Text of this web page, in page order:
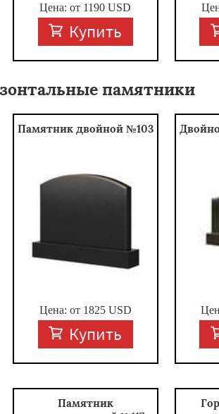
Цена: от 1190 USD
Купить
памятники
Памятник двойной №103
Цена: от 1825USD
Купить
Памятник